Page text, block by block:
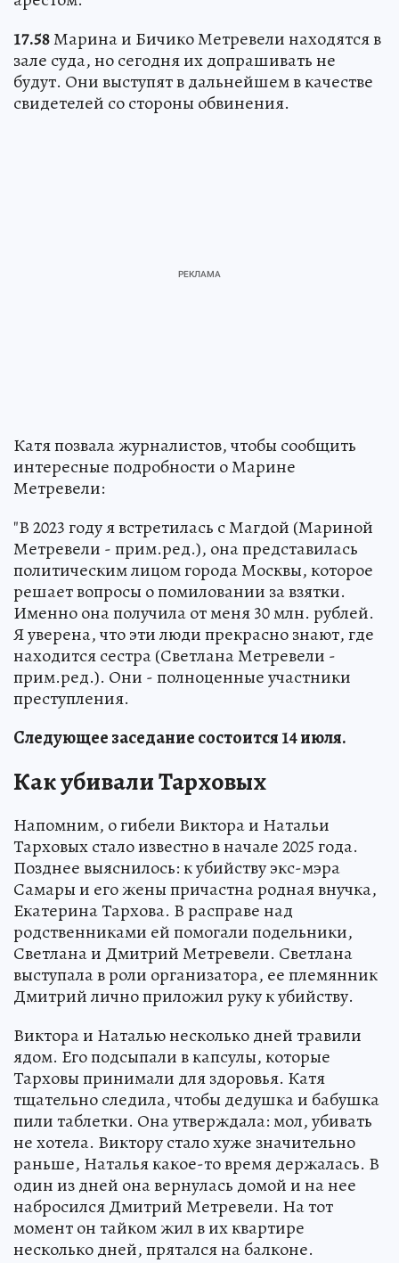
17.58Марина и Бичико Метревели находятся в
зале суда, но сегодня их допрашивать не
будут. Они выступят в дальнейшем в качестве
свидетелей со стороны обвинения.
Катя позвала журналистов, чтобы сообщить
интересные подробности о Марине
Метревели:
"В 2023 году я встретилась с Магдой (Мариной
Метревели - прим.ред.), она представилась
политическим лицом города Москвы, которое
решает вопросы о помиловании за взятки.
Именно она получила от меня 30 млн. рублей.
Я уверена, что эти люди прекрасно знают, где
находится сестра (Светлана Метревели -
прим.ред.). Они - полноценные участники
преступления.
Следующее заседание состоится 14 июля.
Как убивали Тарховых
Напомним, о гибели Виктора и Натальи
Тарховых стало известно в начале 2025 года.
Позднее выяснилось: к убийству экс-мэра
Самары и его жены причастна родная внучка,
Екатерина Тархова. В расправе над
родственниками ей помогали подельники,
Светлана и Дмитрий Метревели. Светлана
выступала в роли организатора, ее племянник
Дмитрий лично приложил руку к убийству.
Виктора и Наталью несколько дней травили
ядом. Его подсыпали в капсулы, которые
Тарховы принимали для здоровья. Катя
тщательно следила, чтобы дедушка и бабушка
пили таблетки. Она утверждала: мол, убивать
не хотела. Виктору стало хуже значительно
раньше, Наталья какое-то время держалась. В
один из дней она вернулась домой и на нее
набросился Дмитрий Метревели. На тот
момент он тайком жил в их квартире
несколько дней, прятался на балконе.